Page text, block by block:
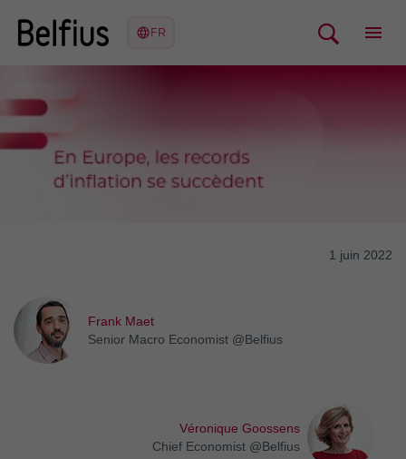
1 juin 2022
Frank Maet
Senior Macro Economist @Belfius
Véronique Goossens
Chief Economist @Belfius